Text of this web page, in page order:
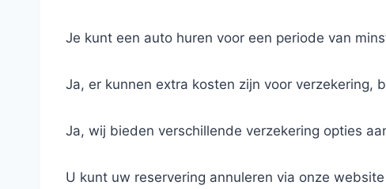
Je kunt een auto huren voor een periode van
Ja, er kunnen extra kosten zijn voor verzekering,
Ja, wij bieden verschillende verzekering opties
U kunt uw reservering annuleren via onze